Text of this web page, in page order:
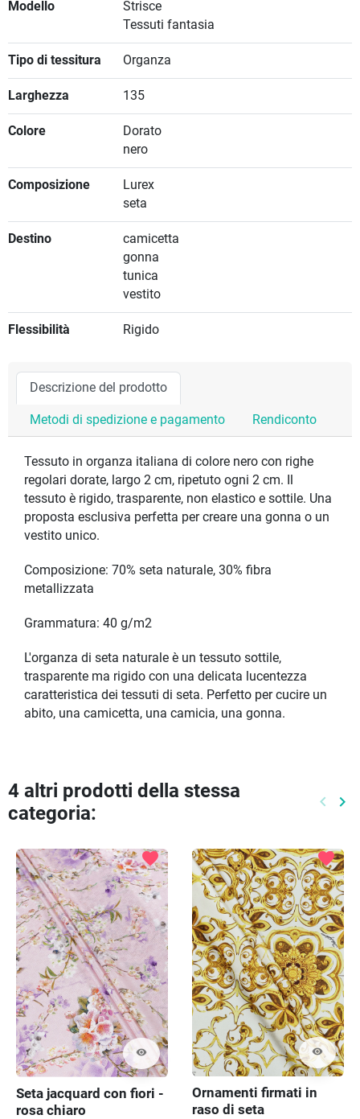
Modello
Strisce
Tessuti fantasia
Tipo di tessitura Organza
Larghezza 135
Colore
Dorato
nero
Composizione
Lurex
seta
Destino
camicetta
gonna
tunica
vestito
Flessibilità Rigido
Descrizione del prodotto
Metodi di spedizione e pagamento Rendiconto
Tessuto in organza italiana di colore nero con righe
regolari dorate, largo 2 cm, ripetuto ogni 2 cm. Il
tessuto è rigido, trasparente, non elastico e sottile. Una
proposta esclusiva perfetta per creare una gonna o un
vestito unico.
Composizione: 70% seta naturale, 30% fibra
metallizzata
Grammatura: 40 g/m2
L'organza di seta naturale è un tessuto sottile,
trasparente ma rigido con una delicata lucentezza
caratteristica dei tessuti di seta. Perfetto per cucire un
abito, una camicetta, una camicia, una gonna.
4 altri prodotti della stessa
categoria:
keyboard_arrow_left keyboard_arrow_right
visibility
favorite
Seta jacquard con fiori -
rosa chiaro
visibility
favorite
Ornamenti firmati in
raso di seta